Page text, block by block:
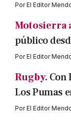
PorEl Editor
Motosierra
público
PorEl Editor
Rugby. Con
Los Pumas
PorEl Editor